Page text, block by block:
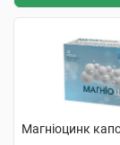
Магніоцинк